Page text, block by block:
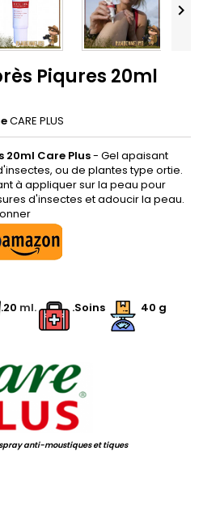

Piqures 20ml
CARE PLUS
20ml Care Plus- Gel apaisant
ou de plantes type ortie.
à appliquer sur la peau pour
d'insectes et adoucir la peau.
.20 ml. .Soins 40 g
spray anti-moustiques et tiques